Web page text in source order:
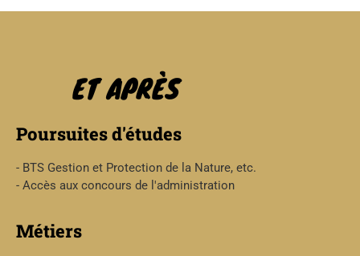
ET APRÈS
Poursuites d'études
- BTS Gestion et Protection de la Nature, etc.
- Accès aux concours de l'administration
Métiers